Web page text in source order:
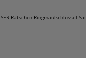
Ratschen-Ringmaulschlüssel-